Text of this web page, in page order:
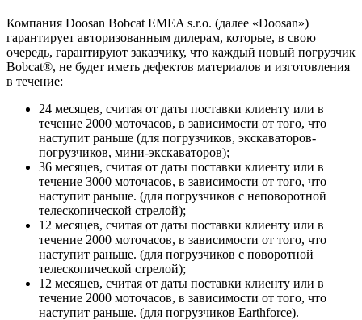
Компания Doosan Bobcat EMEA s.r.o. (далее «Doosan»)
гарантирует авторизованным дилерам, которые, в свою
очередь, гарантируют заказчику, что каждый новый погрузчик
Bobcat®, не будет иметь дефектов материалов и изготовления
в течение:
24 месяцев, считая от даты поставки клиенту или в
течение 2000 моточасов, в зависимости от того, что
наступит раньше (для погрузчиков, экскаваторов-
погрузчиков, мини-экскаваторов);
36 месяцев, считая от даты поставки клиенту или в
течение 3000 моточасов, в зависимости от того, что
наступит раньше. (для погрузчиков с неповоротной
телескопической стрелой);
12 месяцев, считая от даты поставки клиенту или в
течение 2000 моточасов, в зависимости от того, что
наступит раньше. (для погрузчиков с поворотной
телескопической стрелой);
12 месяцев, считая от даты поставки клиенту или в
течение 2000 моточасов, в зависимости от того, что
наступит раньше. (для погрузчиков Earthforce).